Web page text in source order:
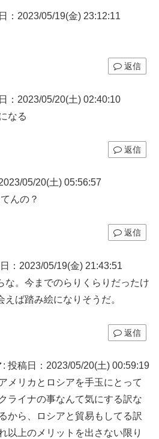
：2023/05/19(金) 23:12:11
返信
：2023/05/20(土) 02:40:10
なる
返信
05/20(土) 05:56:57
んの？
返信
：2023/05/19(金) 21:43:51
な。今までのらりくらりだったけ
ば踏み絵になりそうだ。
返信
: 投稿日：2023/05/20(土) 00:59:19
メリカとロシアを手玉にとって
ライナの事なんて気にする訳な
から、ロシアと貿易もしてる訳
以上のメリットを出さない限り